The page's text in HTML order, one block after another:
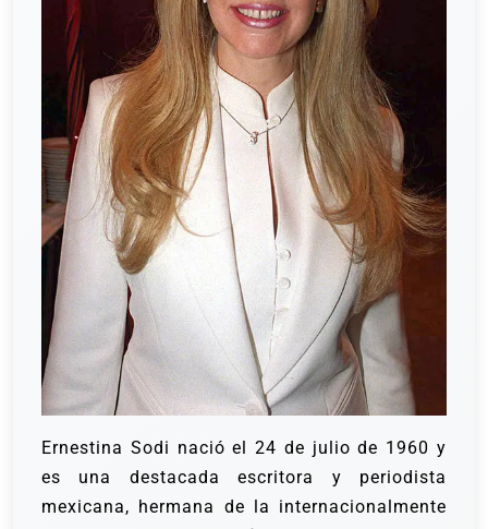
Ernestina Sodi nació el 24 de julio de 1960 y
es una destacada escritora y periodista
mexicana, hermana de la internacionalmente